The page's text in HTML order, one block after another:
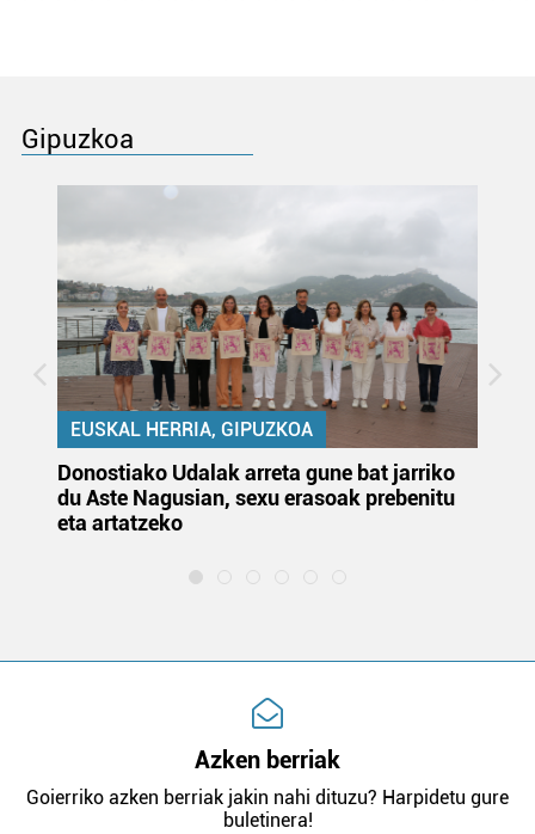
Gipuzkoa
EUSKAL HERRIA, GIPUZKOA
Donostiako Udalak arreta gune bat jarriko
du Aste Nagusian, sexu erasoak prebenitu
eta artatzeko
Azken berriak
Goierriko azken berriak jakin nahi dituzu? Harpidetu gure
buletinera!